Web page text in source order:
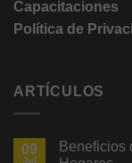
Capacitaciones
Política de
ARTÍCULOS
09
Jul
Beneficios